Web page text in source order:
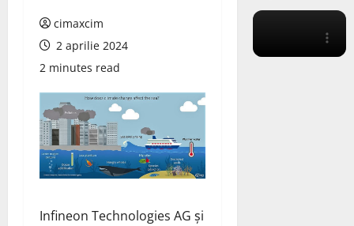
cimaxcim
2 aprilie 2024
2 minutes read
Infineon Technologies AG și